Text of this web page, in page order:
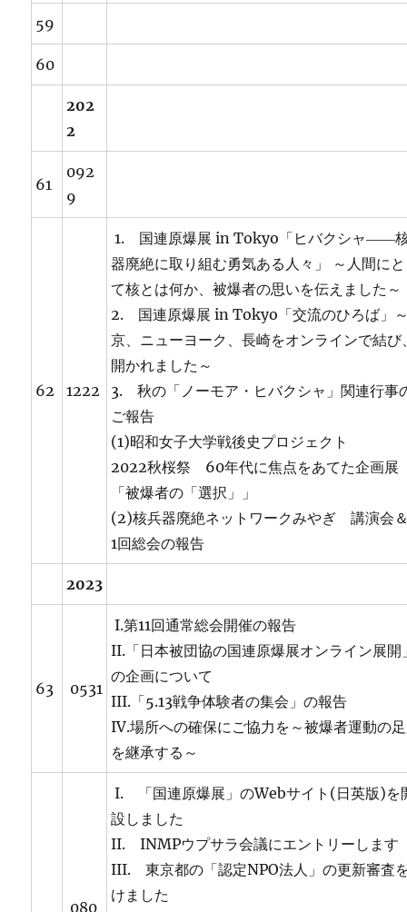
59
60
202
2
61
092
9
62 1222
1. 国連原爆展 in Tokyo「ヒバクシャ――
器廃絶に取り組む勇気ある人々」 ～人間に
て核とは何か、被爆者の思いを伝えました～
2. 国連原爆展 in Tokyo「交流のひろば」
京、ニューヨーク、長崎をオンラインで結び
開かれました～
3. 秋の「ノーモア・ヒバクシャ」関連行事
ご報告
(1)昭和女子大学戦後史プロジェクト
2022秋桜祭 60年代に焦点をあてた企画展
「被爆者の「選択」」
(2)核兵器廃絶ネットワークみやぎ 講演会
1回総会の報告
2023
63 0531
I.第11回通常総会開催の報告
II.「日本被団協の国連原爆展オンライン展開
の企画について
III.「5.13戦争体験者の集会」の報告
IV.場所への確保にご協力を～被爆者運動の
を継承する～
080
I. 「国連原爆展」のWebサイト(日英版)を
設しました
II. INMPウプサラ会議にエントリーします
III. 東京都の「認定NPO法人」の更新審査
けました